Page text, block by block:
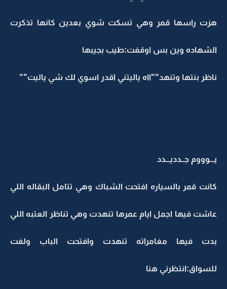
هزت راسها قمر وهي تسكت شوي بعدين كانها تذكرت
الشهاده وين بس اوقفت:طيب بجيبها
ناظر بنتها وتنهد""ااه ياليتني اقدر اسوي لك شي ياليت""
يـــوووم جــدديـــدد
كانت قمر بالسياره افتحت الشباك وهي تتامل البقاله اللي
عاشت فيها اجمل ايام عمرها تنهدت وهي تناظر العتبه اللي
بدت فيها مغامراته تنهدت وافتحت الباب ولفت
للسواق:انتظرني هنا